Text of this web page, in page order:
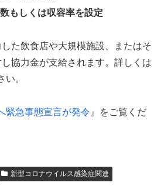
もしくは収容率を設定
た飲食店や大規模施設、またはそ
協力金が支給されます。詳しくは
。
緊急事態宣言が発令 』をご覧くだ
新型コロナウイルス感染症関連